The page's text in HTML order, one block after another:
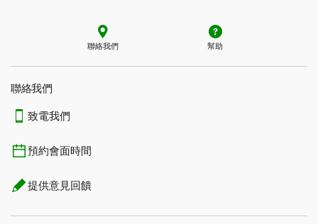
聯絡我們 幫助
聯絡我們
致電我們
預約會面時間
提供意見回饋